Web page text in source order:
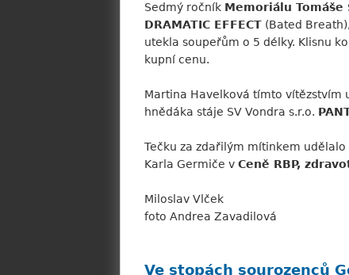
Sedmý ročník Memoriálu Tomáše
DRAMATIC EFFECT (Bated
utekla soupeřům o 5 délky. Klisnu
kupní cenu.
Martina Havelková tímto vítězstvím
hnědáka stáje SV Vondra s.r.o.
Tečku za zdařilým mítinkem
Karla Germiče v Ceně RBP,
Miloslav Vlček
foto Andrea Zavadilová
Ve stopách sourozenců